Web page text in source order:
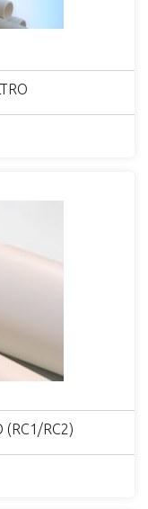
(RC1/RC2)